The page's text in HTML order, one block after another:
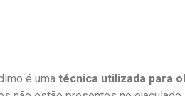
é uma técnica utilizada para